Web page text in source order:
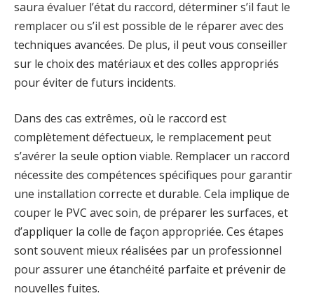
saura évaluer l’état du raccord, déterminer s’il faut le
remplacer ou s’il est possible de le réparer avec des
techniques avancées. De plus, il peut vous conseiller
sur le choix des matériaux et des colles appropriés
pour éviter de futurs incidents.
Dans des cas extrêmes, où le raccord est
complètement défectueux, le remplacement peut
s’avérer la seule option viable. Remplacer un raccord
nécessite des compétences spécifiques pour garantir
une installation correcte et durable. Cela implique de
couper le PVC avec soin, de préparer les surfaces, et
d’appliquer la colle de façon appropriée. Ces étapes
sont souvent mieux réalisées par un professionnel
pour assurer une étanchéité parfaite et prévenir de
nouvelles fuites.